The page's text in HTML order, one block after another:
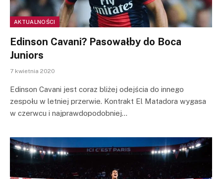
AKTUALNOŚCI
Edinson Cavani? Pasowałby do Boca
Juniors
7 kwietnia 2020
Edinson Cavani jest coraz bliżej odejścia do innego
zespołu w letniej przerwie. Kontrakt El Matadora wygasa
w czerwcu i najprawdopodobniej…